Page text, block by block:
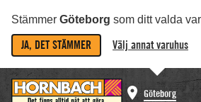
Stämmer Göteborg som ditt valda
JA, DET STÄMMER Välj annat varuhus
Göteborg